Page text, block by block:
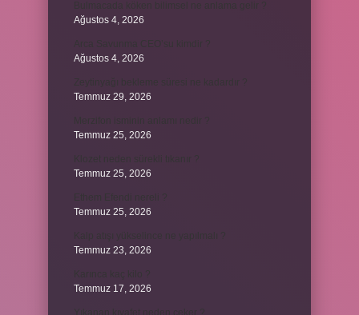
Ağustos 4, 2026
Ağustos 4, 2026
Temmuz 29, 2026
Temmuz 25, 2026
Temmuz 25, 2026
Temmuz 25, 2026
Temmuz 23, 2026
Temmuz 17, 2026